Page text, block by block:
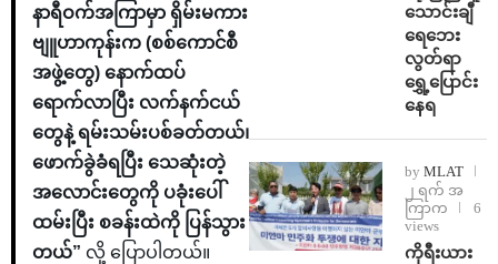
နာရီဝက်အကြာမှာ ရှိမ်းမကား
ဗျူဟာကုန်းက (စစ်ကောင်စီ
အဖွဲ့တွေ) နောက်ထပ်
ရောက်လာပြီး လက်နက်ငယ်
တွေနဲ့ ရမ်းသမ်းပစ်ခတ်တယ်၊‌
ဖောက်ခွဲခံရပြီး သေဆုံးတဲ့
အလောင်းတွေကို ပခုံး‌ပေါ်
ထမ်းပြီး စခန်းထဲကို ပြန်သွား
တယ်” လို့ ပြောပါတယ်။
သောင်းချီ
ရေဘေး
လွတ်ရာ
ရွှေ့ပြောင်း
နေရ
by MLAT
၂ ရက် အ
ကြာက
6
views
ကိုရီးယား